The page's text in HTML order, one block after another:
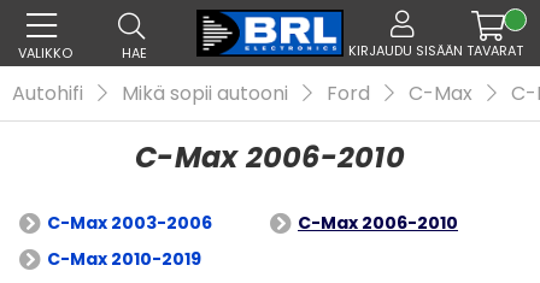
VALIKKO HAE KIRJAUDU SISÄÄN TAVARAT
Autohifi Mikä sopii autooni Ford C-Max C-
C-Max 2006-2010
C-Max 2003-2006
C-Max 2006-2010
C-Max 2010-2019